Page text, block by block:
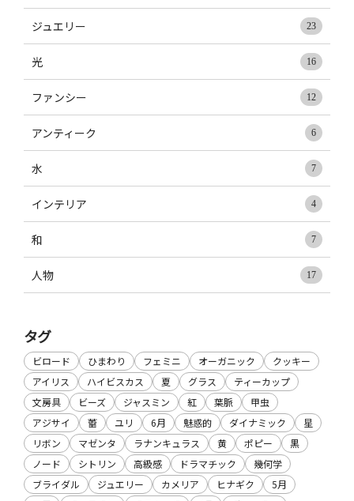
ジュエリー 23
光 16
ファンシー 12
アンティーク 6
水 7
インテリア 4
和 7
人物 17
タグ
ビロード ひまわり フェミニ オーガニック
クッキー
アイリス
ハイビスカス 夏 グラス
ティーカップ
文房具
ビーズ ジャスミン 紅 葉脈
甲虫
アジサイ
蕾 ユリ 6月 魅惑的 ダイナミック
星
リボン
マゼンタ ラナンキュラス 黄 ポピー
黒
ノード
シトリン 高級感 ドラマチック
幾何学
ブライダル
ジュエリー カメリア ヒナギク
5月